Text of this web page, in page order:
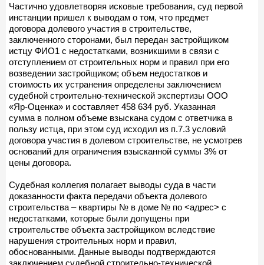
Частично удовлетворяя исковые требования, суд первой
инстанции пришел к выводам о том, что предмет
договора долевого участия в строительстве,
заключенного сторонами, был передан застройщиком
истцу ФИО1 с недостатками, возникшими в связи с
отступлением от строительных норм и правил при его
возведении застройщиком; объем недостатков и
стоимость их устранения определены заключением
судебной строительно-технической экспертизы ООО
«Яр-Оценка» и составляет 458 634 руб. Указанная
сумма в полном объеме взыскана судом с ответчика в
пользу истца, при этом суд исходил из п.7.3 условий
договора участия в долевом строительстве, не усмотрев
оснований для ограничения взысканной суммы 3% от
цены договора.
Судебная коллегия полагает выводы суда в части
доказанности факта передачи объекта долевого
строительства – квартиры № в доме № по <адрес> с
недостатками, которые были допущены при
строительстве объекта застройщиком вследствие
нарушения строительных норм и правил,
обоснованными. Данные выводы подтверждаются
заключением судебной строительно-технической